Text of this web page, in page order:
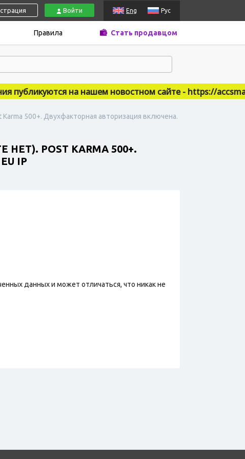
Войти Eng Рус
Правила Стать продавцом
на нашем новостном сайте - https://
500+. Двухфакторная авторизация включена.
POST KARMA 500+.
IP
данных и может отличаться, что никак не